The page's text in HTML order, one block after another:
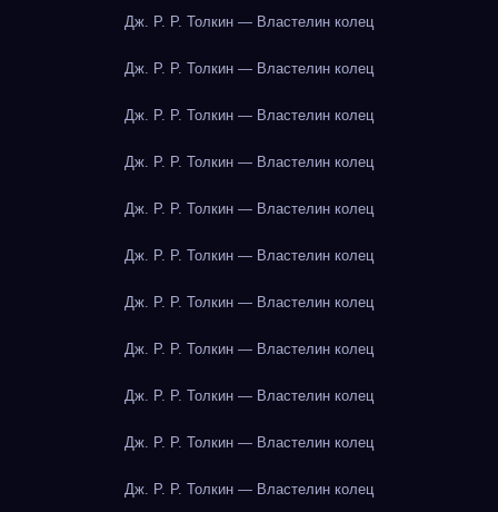
Дж. Р. Р. Толкин — Властелин колец
Дж. Р. Р. Толкин — Властелин колец
Дж. Р. Р. Толкин — Властелин колец
Дж. Р. Р. Толкин — Властелин колец
Дж. Р. Р. Толкин — Властелин колец
Дж. Р. Р. Толкин — Властелин колец
Дж. Р. Р. Толкин — Властелин колец
Дж. Р. Р. Толкин — Властелин колец
Дж. Р. Р. Толкин — Властелин колец
Дж. Р. Р. Толкин — Властелин колец
Дж. Р. Р. Толкин — Властелин колец